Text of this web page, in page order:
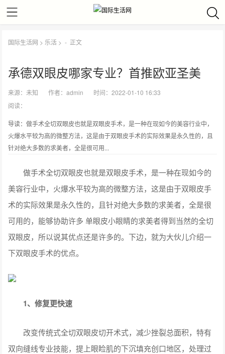
国际生活网 > 乐活 > - 正文
承德双眼皮哪家专业？首推欧亚圣美
来源：未知 作者：admin
时间：2022-01-10 16:33
阅读：
导读：做手术全切双眼皮也就是双眼皮手术，是一种在现如今的美容行业中，
火爆水平较为高的微整方法，这是由于双眼皮手术的实际效果是永久性的，且
针对绝大多数的求美者，全是很可用...
做手术全切双眼皮也就是双眼皮手术，是一种在现如今的
美容行业中，火爆水平较为高的微整方法，这是由于双眼皮手
术的实际效果是永久性的，且针对绝大多数的求美者，全是很
可用的，能够协助许多 单眼皮小眼睛的求美者得到当然的全切
双眼皮，所以说其优点还是许多的。下边，就为大伙儿介绍一
下双眼皮手术的优点。
1、修复更快速
改变传统式全切双眼皮切开术式，减少挫裂总面积，特有
双向缝线专业技能，提上眼睑肌的下沉填充创口地区，处理过